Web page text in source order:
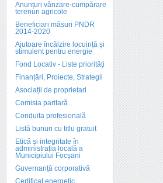
Anunțuri vânzare-cumpărare
terenuri agricole
Beneficiari măsuri PNDR
2014-2020
Ajutoare încălzire locuință și
stimulent pentru energie
Fond Locativ - Liste priorități
Finanțări, Proiecte, Strategii
Asociații de proprietari
Comisia paritară
Conduita profesională
Listă bunuri cu titlu gratuit
Etică și integritate în
administrația locală a
Municipiului Focșani
Guvernanță corporativă
Certificat energetic